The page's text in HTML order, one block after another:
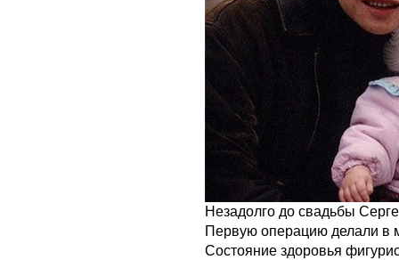
Незадолго до свадьбы
Первую операцию делали
Состояние здоровья